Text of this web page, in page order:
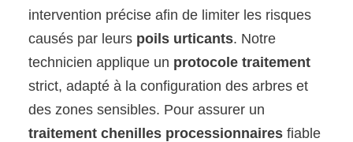
intervention précise afin de limiter les risques
causés par leurs poils urticants. Notre
technicien applique un protocole traitement
strict, adapté à la configuration des arbres et
des zones sensibles. Pour assurer un
traitement chenilles processionnaires fiable